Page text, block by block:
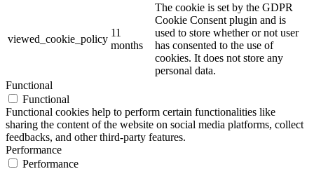
viewed_cookie_policy
11
months
The cookie is set by the GDPR
Cookie Consent plugin and is
used to store whether or not user
has consented to the use of
cookies. It does not store any
personal data.
Functional
Functional
Functional cookies help to perform certain functionalities like
sharing the content of the website on social media platforms, collect
feedbacks, and other third-party features.
Performance
Performance